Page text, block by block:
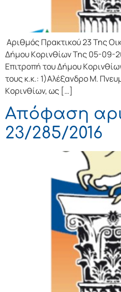
Αριθμός Πρακτικού 23 Της
Δήμoυ Κoριvθίωv Της 05-
Επιτρoπή τoυ Δήμoυ
τoυς κ.κ.: 1)Αλέξανδρο Μ.
Κoριvθίωv, ως […]
Απόφαση
23/285/2016